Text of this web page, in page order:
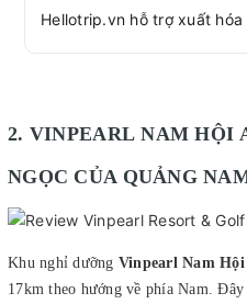
Hellotrip.vn hỗ trợ xuất hóa
2. VINPEARL NAM HỘI
NGỌC CỦA QUẢNG
Khu nghỉ dưỡng Vinpearl Nam Hội
17km theo hướng về phía Nam.